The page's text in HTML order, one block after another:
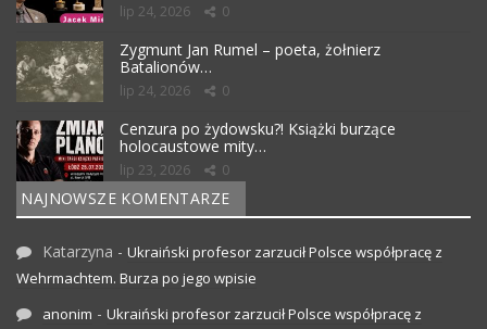
lip 24, 2026 0
Zygmunt Jan Rumel – poeta, żołnierz
Batalionów…
lip 24, 2026 0
Cenzura po żydowsku?! Książki burzące
holocaustowe mity…
lip 23, 2026 0
NAJNOWSZE KOMENTARZE
Katarzyna - Ukraiński profesor zarzucił Polsce współpracę z
Wehrmachtem. Burza po jego wpisie
anonim - Ukraiński profesor zarzucił Polsce współpracę z